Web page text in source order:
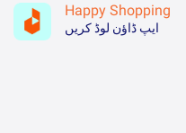
Happy Shopping
ایپ ڈاؤن لوڈ کریں